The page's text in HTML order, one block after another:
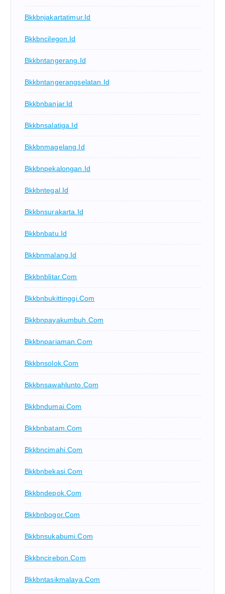
Bkkbnjakartatimur.id
Bkkbncilegon.id
Bkkbntangerang.id
Bkkbntangerangselatan.id
Bkkbnbanjar.id
Bkkbnsalatiga.id
Bkkbnmagelang.id
Bkkbnpekalongan.id
Bkkbntegal.id
Bkkbnsurakarta.id
Bkkbnbatu.id
Bkkbnmalang.id
Bkkbnblitar.com
Bkkbnbukittinggi.com
Bkkbnpayakumbuh.com
Bkkbnpariaman.com
Bkkbnsolok.com
Bkkbnsawahlunto.com
Bkkbndumai.com
Bkkbnbatam.com
Bkkbncimahi.com
Bkkbnbekasi.com
Bkkbndepok.com
Bkkbnbogor.com
Bkkbnsukabumi.com
Bkkbncirebon.com
Bkkbntasikmalaya.com